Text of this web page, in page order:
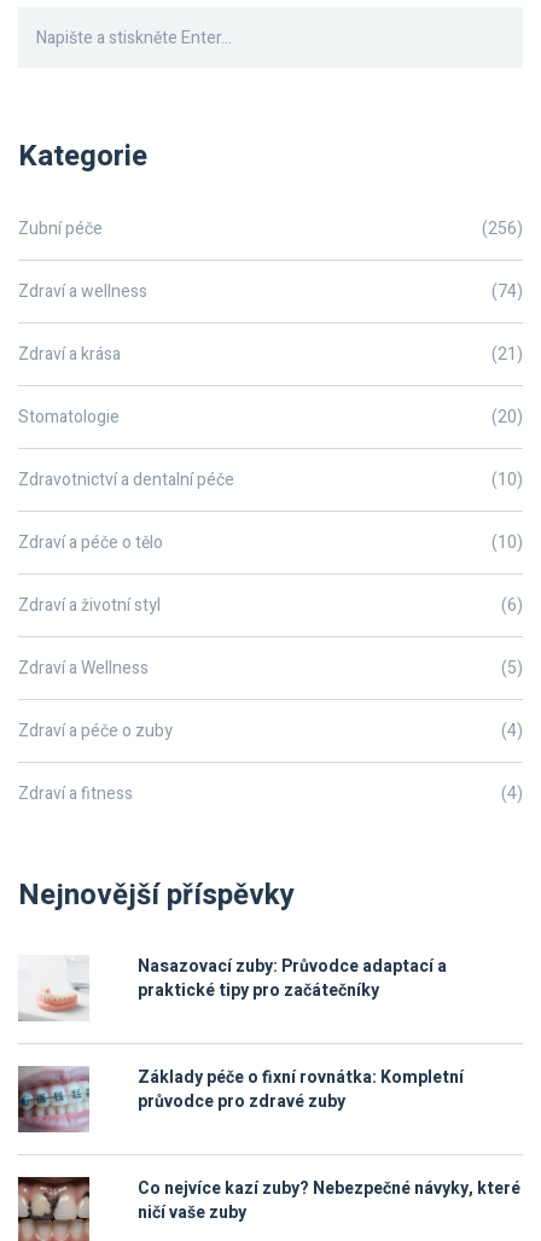
Kategorie
Zubní péče (256)
Zdraví a wellness (74)
Zdraví a krása (21)
Stomatologie (20)
Zdravotnictví a dentalní péče (10)
Zdraví a péče o tělo (10)
Zdraví a životní styl (6)
Zdraví a Wellness (5)
Zdraví a péče o zuby (4)
Zdraví a fitness (4)
Nejnovější příspěvky
Nasazovací zuby: Průvodce adaptací a
praktické tipy pro začátečníky
Základy péče o fixní rovnátka: Kompletní
průvodce pro zdravé zuby
Co nejvíce kazí zuby? Nebezpečné návyky, které
ničí vaše zuby